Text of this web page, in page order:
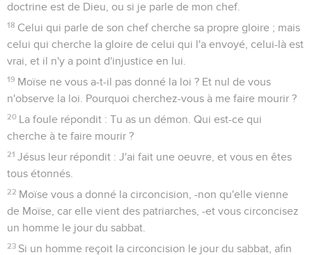
doctrine est de Dieu, ou si je parle de mon chef.
18 Celui qui parle de son chef cherche sa propre gloire ; mais
celui qui cherche la gloire de celui qui l'a envoyé, celui-là est
vrai, et il n'y a point d'injustice en lui.
19 Moïse ne vous a-t-il pas donné la loi ? Et nul de vous
n'observe la loi. Pourquoi cherchez-vous à me faire mourir ?
20 La foule répondit : Tu as un démon. Qui est-ce qui
cherche à te faire mourir ?
21 Jésus leur répondit : J'ai fait une oeuvre, et vous en êtes
tous étonnés.
22 Moïse vous a donné la circoncision, -non qu'elle vienne
de Moïse, car elle vient des patriarches, -et vous circoncisez
un homme le jour du sabbat.
23 Si un homme reçoit la circoncision le jour du sabbat, afin